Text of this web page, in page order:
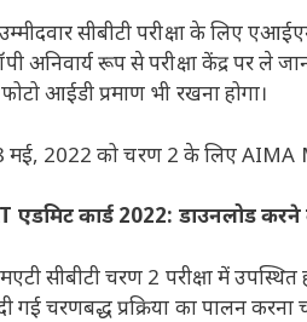
सीबीटी परीक्षा के लिए
अनिवार्य रूप से परीक्षा केंद्र पर ले
आईडी प्रमाण भी रखना होगा।
मई, 2022 को चरण 2 के लिए AIMA
कार्ड 2022: डाउनलोड करने
सीबीटी चरण 2 परीक्षा में
गई चरणबद्ध प्रक्रिया का पालन करना